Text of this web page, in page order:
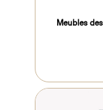
Meubles